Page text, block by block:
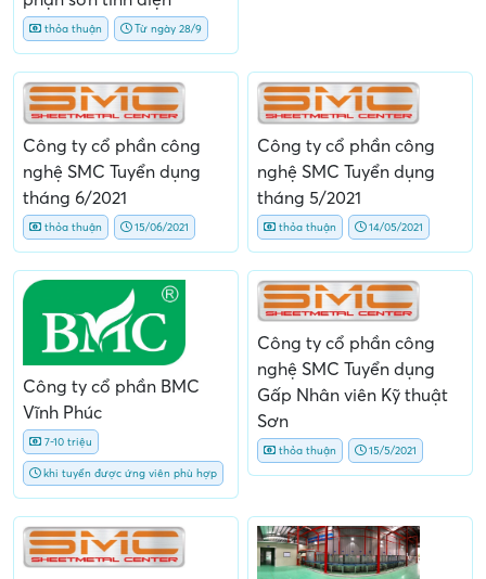
thỏa thuận Từ ngày 28/9
Công ty cổ phần công
nghệ SMC Tuyển dụng
tháng 6/2021
thỏa thuận 15/06/2021
Công ty cổ phần công
nghệ SMC Tuyển dụng
tháng 5/2021
thỏa thuận 14/05/2021
Công ty cổ phần BMC
Vĩnh Phúc
7-10 triệu
khi tuyển được ứng viên phù hợp
Công ty cổ phần công
nghệ SMC Tuyển dụng
Gấp Nhân viên Kỹ thuật
Sơn
thỏa thuận 15/5/2021